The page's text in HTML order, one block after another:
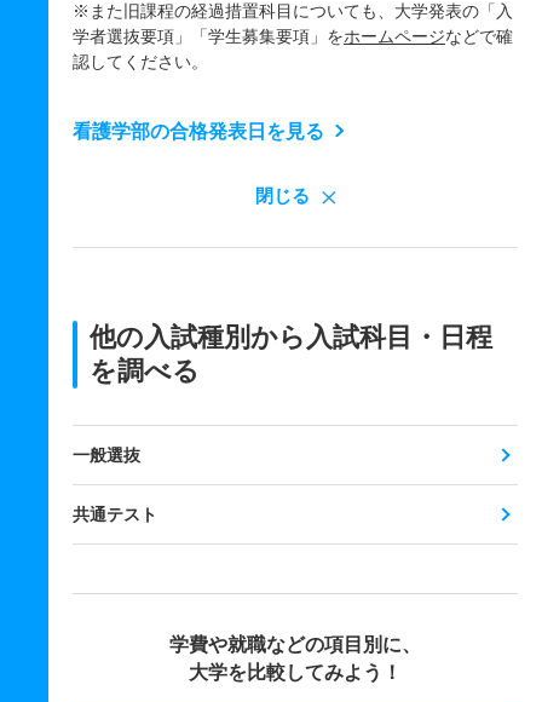
※また旧課程の経過措置科目についても、大学発表の「入
学者選抜要項」「学生募集要項」をホームページなどで確
認してください。
看護学部の合格発表日を見る
閉じる
他の入試種別から入試科目・日程
を調べる
一般選抜
共通テスト
学費や就職などの項目別に、
大学を比較してみよう！